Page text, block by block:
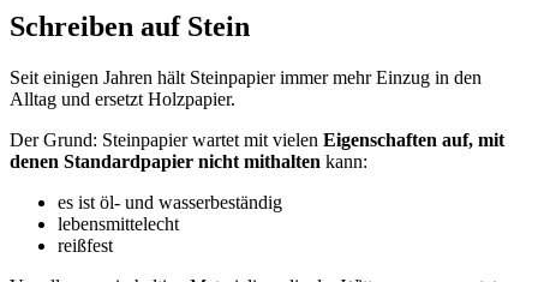
Schreiben auf Stein
Seit einigen Jahren hält Steinpapier immer mehr Einzug in den
Alltag und ersetzt Holzpapier.
Der Grund: Steinpapier wartet mit vielen Eigenschaften auf, mit
denen Standardpapier nicht mithalten kann:
es ist öl- und wasserbeständig
lebensmittelecht
reißfest